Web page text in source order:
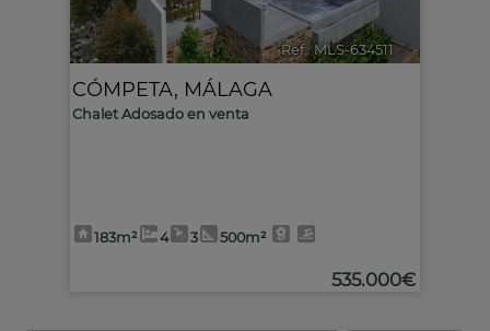
Ref.. MLS-634511 🔗
CÓMPETA, MÁLAGA
Chalet Adosado en venta
183m² 4 3 500m²
535.000€